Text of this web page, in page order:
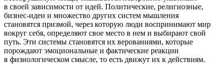
в своей зависимости от идей. Политические, религиозные,
бизнес-идеи и множество других систем мышления
становятся призмой, через которую люди воспринимают мир
вокруг себя, определяют свое место в нем и выбирают свой
путь. Эти системы становятся их верованиями, которые
порождают эмоциональные и фактические реакции
в физиологическом смысле, то есть движут их к действиям.